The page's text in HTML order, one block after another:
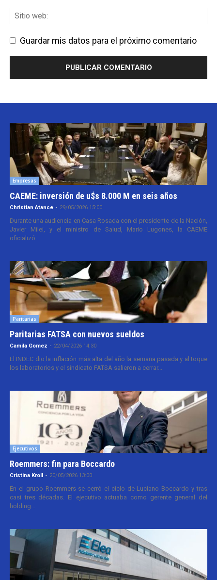
Guardar mis datos para el próximo comentario
Empresas
CAEME: inversión de u$s 8.000 M en seis años
Christian Atance - 29/05/2026 15:00
Durante una audiencia en Casa Rosada con el presidente de la Nación,
Javier Milei, y el ministro de Salud, Mario Lugones, la CAEME
oficializó...
Paritarias
Paritarias FATSA con nuevos sueldos
Camila Gomez - 22/04/2026 14:30
El INDEC dio la inflación más alta del año la semana pasada y al toque
los laboratorios y el sindicato FATSA salieron a cerrar...
Ejecutivos
Roemmers: fin para Boccardo
Cristina Kroll - 20/05/2026 13:00
En el grupo Roemmers se cerró el ciclo de Luciano Boccardo y tras
casi tres décadas. El ejecutivo actuaba como gerente general del
holding...